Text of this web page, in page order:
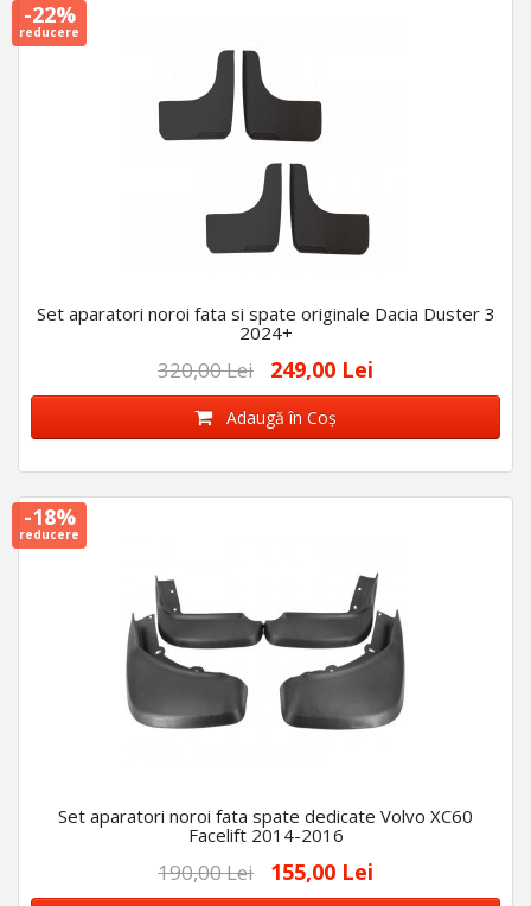
-22%
reducere
Set aparatori noroi fata si spate originale Dacia Duster 3
2024+
320,00 Lei 249,00 Lei
Adaugă în Coş
-18%
reducere
Set aparatori noroi fata spate dedicate Volvo XC60
Facelift 2014-2016
190,00 Lei 155,00 Lei